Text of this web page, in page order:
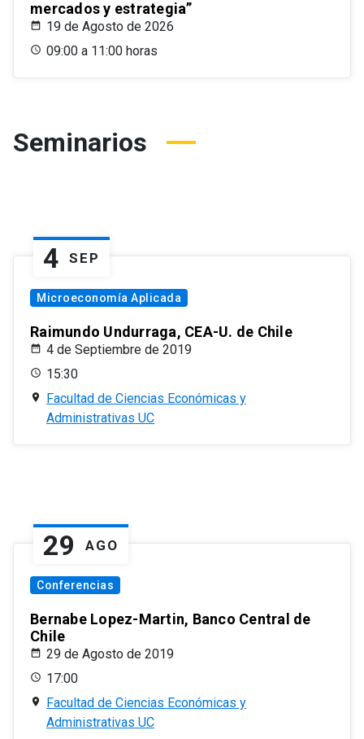
mercados y estrategia”
19 de Agosto de 2026
09:00 a 11:00 horas
Seminarios
4 SEP
Microeconomía Aplicada
Raimundo Undurraga, CEA-U. de Chile
4 de Septiembre de 2019
15:30
Facultad de Ciencias Económicas y
Administrativas UC
29 AGO
Conferencias
Bernabe Lopez-Martin, Banco Central de
Chile
29 de Agosto de 2019
17:00
Facultad de Ciencias Económicas y
Administrativas UC